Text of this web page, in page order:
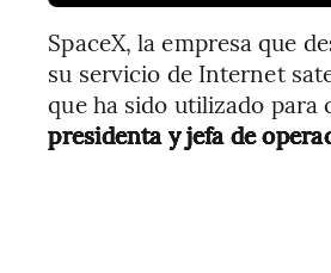
SpaceX, la empresa que
su servicio de Internet
que ha sido utilizado
presidenta y jefa de